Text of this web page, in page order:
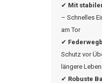
✔ Mit
– Schnelles
am Tor
✔
Schutz vor
längere
✔ Robuste